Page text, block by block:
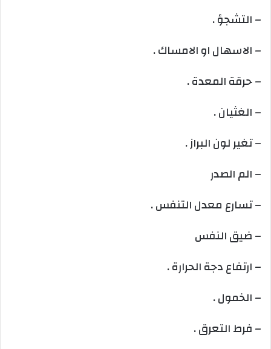
– التشجؤ .
– الاسهال او الامساك .
– حرقة المعدة .
– الغثيان .
– تغير لون البراز .
– الم الصدر
– تسارع معدل التنفس .
– ضيق النفس
– ارتفاع دجة الحرارة .
– الخمول .
– فرط التعرق .